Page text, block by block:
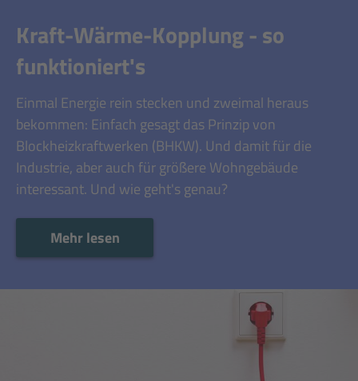
Kraft-Wärme-Kopplung - so
funktioniert's
Einmal Energie rein stecken und zweimal heraus
bekommen: Einfach gesagt das Prinzip von
Blockheizkraftwerken (BHKW). Und damit für die
Industrie, aber auch für größere Wohngebäude
interessant. Und wie geht's genau?
Mehr lesen